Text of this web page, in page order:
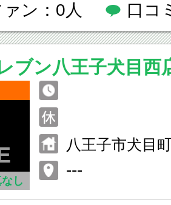
ァン：0人 口コ
ブン八王子犬目西
し
八王子市犬目
---